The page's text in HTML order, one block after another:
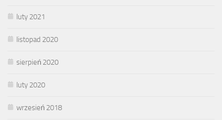
luty 2021
listopad 2020
sierpień 2020
luty 2020
wrzesień 2018